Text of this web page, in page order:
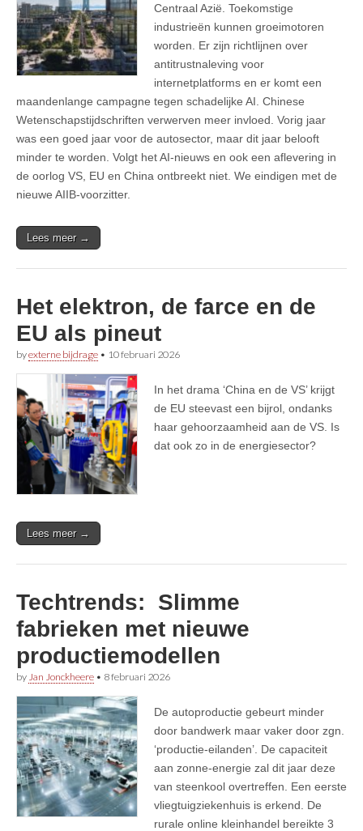
Centraal Azië. Toekomstige
industrieën kunnen groeimotoren
worden. Er zijn richtlijnen over
antitrustnaleving voor
internetplatforms en er komt een
maandenlange campagne tegen schadelijke AI. Chinese
Wetenschapstijdschriften verwerven meer invloed. Vorig jaar
was een goed jaar voor de autosector, maar dit jaar belooft
minder te worden. Volgt het AI-nieuws en ook een aflevering in
de oorlog VS, EU en China ontbreekt niet. We eindigen met de
nieuwe AIIB-voorzitter.
Lees meer →
Het elektron, de farce en de
EU als pineut
byexterne bijdrage • 10 februari 2026
In het drama ‘China en de VS’ krijgt
de EU steevast een bijrol, ondanks
haar gehoorzaamheid aan de VS. Is
dat ook zo in de energiesector?
Lees meer →
Techtrends: Slimme
fabrieken met nieuwe
productiemodellen
by Jan Jonckheere • 8 februari 2026
De autoproductie gebeurt minder
door bandwerk maar vaker door zgn.
‘productie-eilanden’. De capaciteit
aan zonne-energie zal dit jaar deze
van steenkool overtreffen. Een eerste
vliegtuigziekenhuis is erkend. De
rurale online kleinhandel bereikte 3